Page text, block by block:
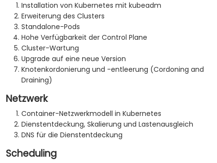
Installation von Kubernetes mit kubeadm
Erweiterung des Clusters
Standalone-Pods
Hohe Verfügbarkeit der Control Plane
Cluster-Wartung
Upgrade auf eine neue Version
Knotenkordonierung und -entleerung (Cordoning and
Draining)
Netzwerk
Container-Netzwerkmodell in Kubernetes
Dienstentdeckung, Skalierung und Lastenausgleich
DNS für die Dienstentdeckung
Scheduling